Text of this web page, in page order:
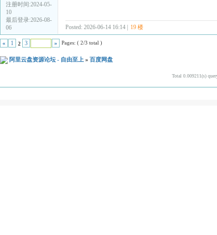
注册时间:2024-05-
10
最后登录:2026-08-
06
Posted: 2026-06-14 16:14 | 19 楼
« 1 2 3 » Pages: ( 2/3 total )
阿里云盘资源论坛 - 自由至上 » 百度网盘
Total 0.009211(s)